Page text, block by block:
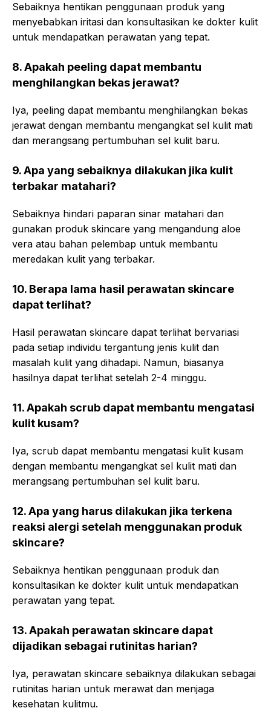
Sebaiknya hentikan penggunaan produk yang
menyebabkan iritasi dan konsultasikan ke dokter kulit
untuk mendapatkan perawatan yang tepat.
8. Apakah peeling dapat membantu
menghilangkan bekas jerawat?
Iya, peeling dapat membantu menghilangkan bekas
jerawat dengan membantu mengangkat sel kulit mati
dan merangsang pertumbuhan sel kulit baru.
9. Apa yang sebaiknya dilakukan jika kulit
terbakar matahari?
Sebaiknya hindari paparan sinar matahari dan
gunakan produk skincare yang mengandung aloe
vera atau bahan pelembap untuk membantu
meredakan kulit yang terbakar.
10. Berapa lama hasil perawatan skincare
dapat terlihat?
Hasil perawatan skincare dapat terlihat bervariasi
pada setiap individu tergantung jenis kulit dan
masalah kulit yang dihadapi. Namun, biasanya
hasilnya dapat terlihat setelah 2-4 minggu.
11. Apakah scrub dapat membantu mengatasi
kulit kusam?
Iya, scrub dapat membantu mengatasi kulit kusam
dengan membantu mengangkat sel kulit mati dan
merangsang pertumbuhan sel kulit baru.
12. Apa yang harus dilakukan jika terkena
reaksi alergi setelah menggunakan produk
skincare?
Sebaiknya hentikan penggunaan produk dan
konsultasikan ke dokter kulit untuk mendapatkan
perawatan yang tepat.
13. Apakah perawatan skincare dapat
dijadikan sebagai rutinitas harian?
Iya, perawatan skincare sebaiknya dilakukan sebagai
rutinitas harian untuk merawat dan menjaga
kesehatan kulitmu.